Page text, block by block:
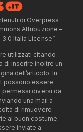
di Overpress
Attribuzione –
Italia License”.
utilizzati citando
di inserire inoltre un
dell’articolo. In
possono essere
permessi diversi da
una mail a
di rimuovere
al buon costume.
inviate a